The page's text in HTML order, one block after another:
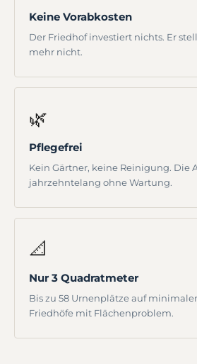
Keine Vorabkosten
Der Friedhof investiert nichts. Er
mehr nicht.
🌿
Pflegefrei
Kein Gärtner, keine Reinigung. Die
jahrzehntelang ohne Wartung.
📐
Nur 3 Quadratmeter
Bis zu 58 Urnenplätze auf
Friedhöfe mit Flächenproblem.